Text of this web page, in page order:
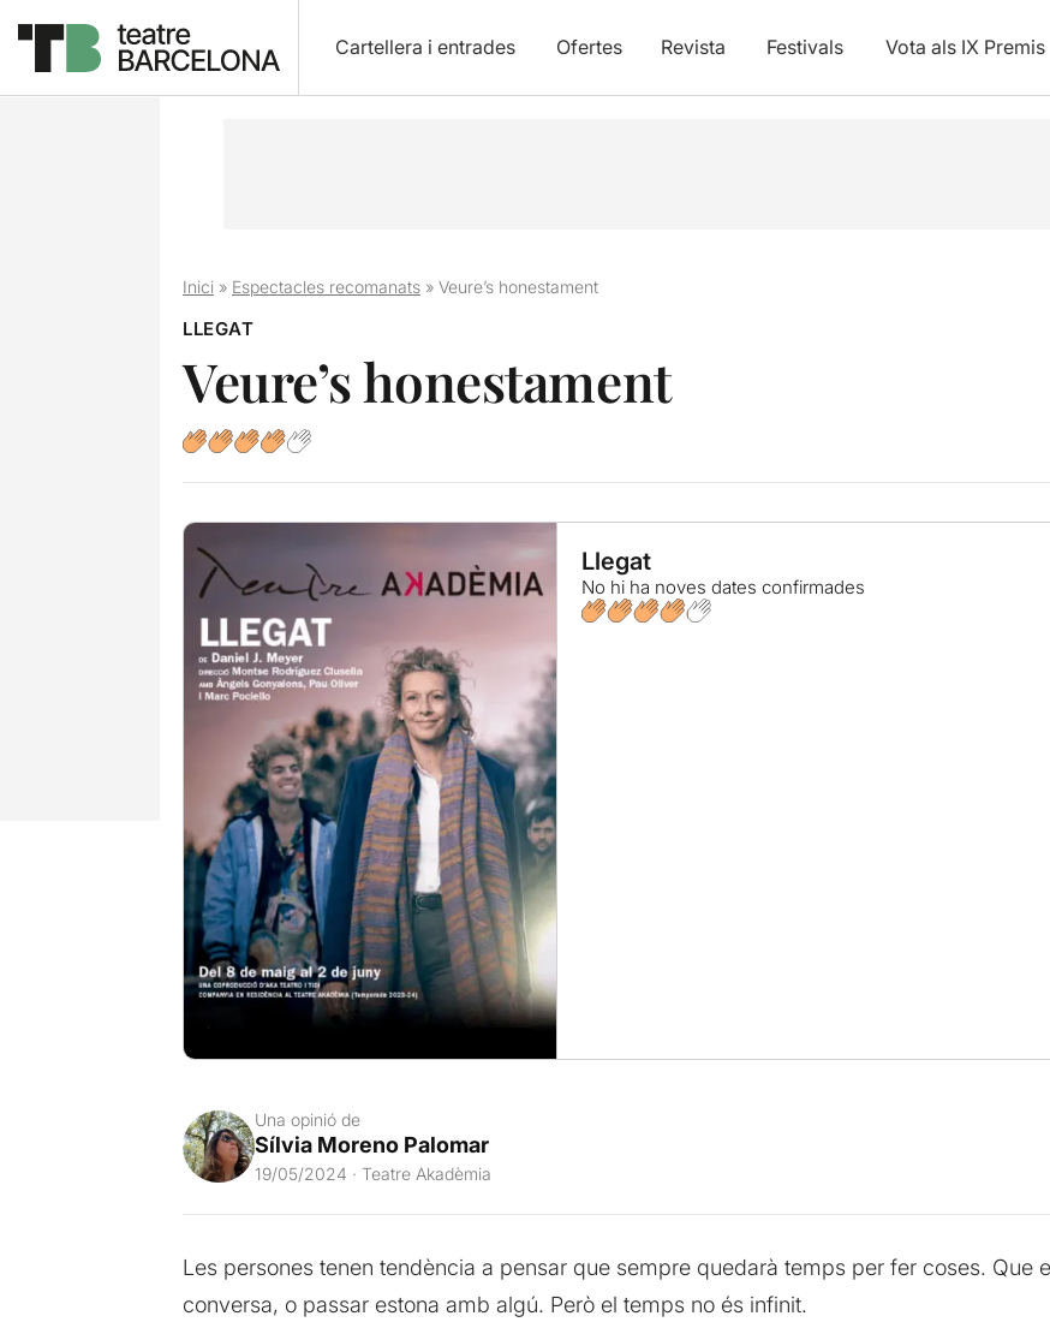
Cartellera i entrades Ofertes Revista Festivals Vota als IX Premis
Inici» Espectacles recomanats» Veure’s honestament
LLEGAT
Veure’s honestament
Llegat
No hi ha noves dates confirmades
Una opinió de
Sílvia Moreno Palomar
19/05/2024 · Teatre Akadèmia
Les persones tenen tendència a pensar que sempre quedarà temps per fer coses. Que
conversa, o passar estona amb algú. Però el temps no és infinit.